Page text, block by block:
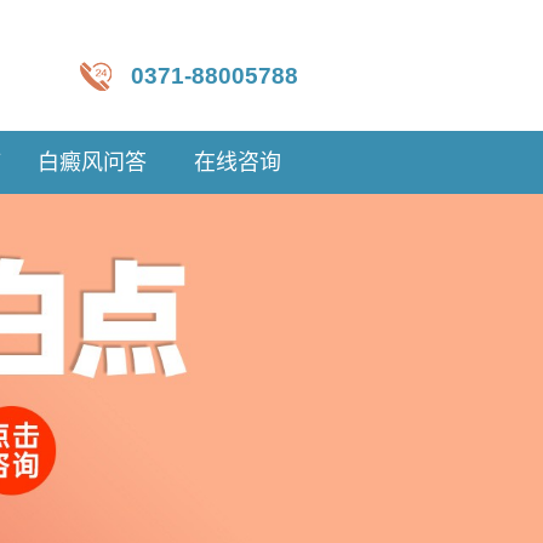
0371-88005788
白癜风问答 在线咨询